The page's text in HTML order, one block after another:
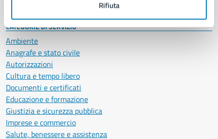
Rifiuta
CATEGORIE DI SERVIZIO
Ambiente
Anagrafe e stato civile
Autorizzazioni
Cultura e tempo libero
Documenti e certificati
Educazione e formazione
Giustizia e sicurezza pubblica
Imprese e commercio
Salute, benessere e assistenza